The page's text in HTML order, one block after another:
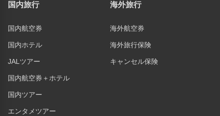
国内旅行
国内航空券
国内ホテル
JALツアー
国内航空券＋ホテル
国内ツアー
エンタメツアー
海外旅行
海外航空券
海外旅行保険
キャンセル保険